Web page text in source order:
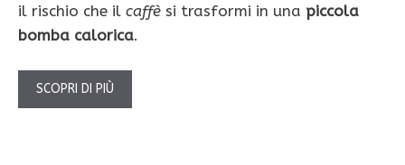
il rischio che il caffè si trasformi in una piccola
bomba calorica.
SCOPRI DI PIÙ